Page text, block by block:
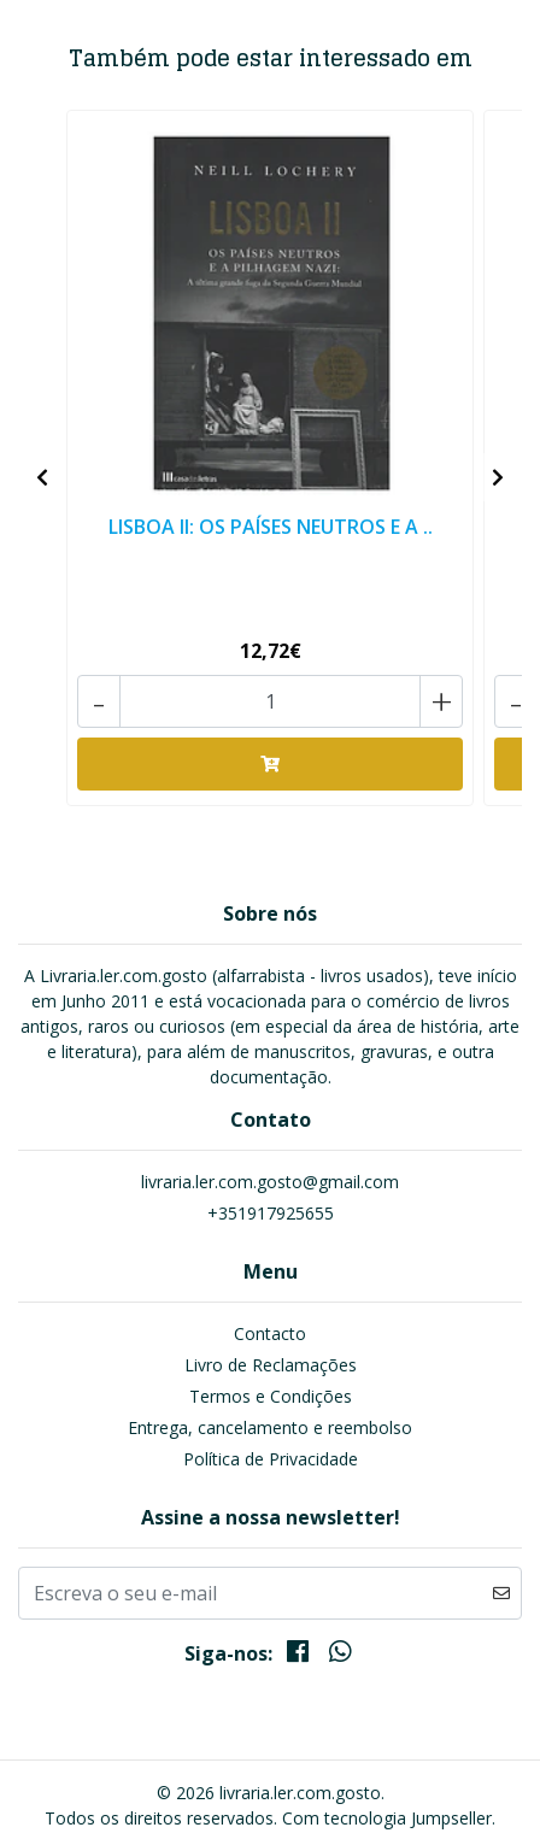
Também pode estar interessado em
LISBOA II: OS PAÍSES NEUTROS E A ..
12,72€
+
- -
Sobre nós
A Livraria.ler.com.gosto (alfarrabista - livros usados), teve início
em Junho 2011 e está vocacionada para o comércio de livros
antigos, raros ou curiosos (em especial da área de história, arte
e literatura), para além de manuscritos, gravuras, e outra
documentação.
Contato
livraria.ler.com.gosto@gmail.com
+351917925655
Menu
Contacto
Livro de Reclamações
Termos e Condições
Entrega, cancelamento e reembolso
Política de Privacidade
Assine a nossa newsletter!
Siga-nos:
© 2026 livraria.ler.com.gosto.
Todos os direitos reservados. Com tecnologia Jumpseller.